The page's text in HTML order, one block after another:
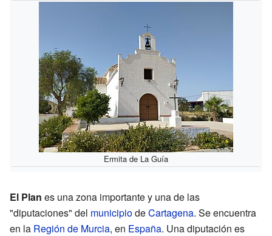
Ermita de La Guía
El Plan es una zona importante y una de las
"diputaciones" del municipiodeCartagena. Se encuentra
en la Región de Murcia, en España. Una diputación es